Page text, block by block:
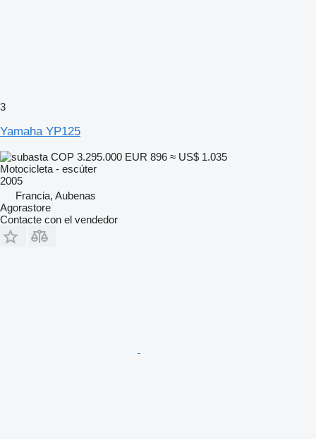
3
Yamaha YP125
COP 3.295.000 EUR 896 ≈ US$ 1.035
Motocicleta - escúter
2005
Francia, Aubenas
Agorastore
Contacte con el vendedor